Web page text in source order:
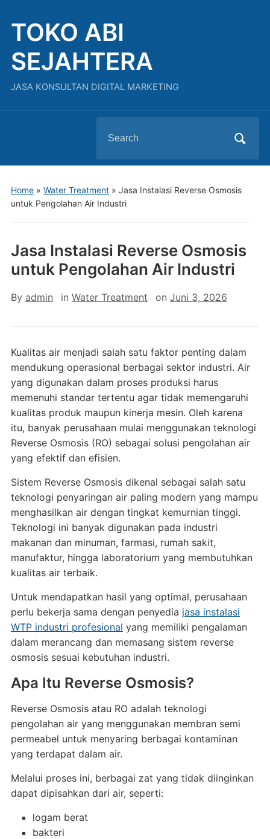
TOKO ABI
SEJAHTERA
JASA KONSULTAN DIGITAL MARKETING
for:
Home» Water Treatment» Jasa Instalasi Reverse Osmosis
untuk Pengolahan Air Industri
Jasa Instalasi Reverse Osmosis
untuk Pengolahan Air Industri
By admin in Water Treatment on Juni 3, 2026
Kualitas air menjadi salah satu faktor penting dalam
mendukung operasional berbagai sektor industri. Air
yang digunakan dalam proses produksi harus
memenuhi standar tertentu agar tidak memengaruhi
kualitas produk maupun kinerja mesin. Oleh karena
itu, banyak perusahaan mulai menggunakan teknologi
Reverse Osmosis (RO) sebagai solusi pengolahan air
yang efektif dan efisien.
Sistem Reverse Osmosis dikenal sebagai salah satu
teknologi penyaringan air paling modern yang mampu
menghasilkan air dengan tingkat kemurnian tinggi.
Teknologi ini banyak digunakan pada industri
makanan dan minuman, farmasi, rumah sakit,
manufaktur, hingga laboratorium yang membutuhkan
kualitas air terbaik.
Untuk mendapatkan hasil yang optimal, perusahaan
perlu bekerja sama dengan penyedia jasa instalasi
WTP industri profesional yang memiliki pengalaman
dalam merancang dan memasang sistem reverse
osmosis sesuai kebutuhan industri.
Apa Itu Reverse Osmosis?
Reverse Osmosis atau RO adalah teknologi
pengolahan air yang menggunakan membran semi
permeabel untuk menyaring berbagai kontaminan
yang terdapat dalam air.
Melalui proses ini, berbagai zat yang tidak diinginkan
dapat dipisahkan dari air, seperti:
logam berat
bakteri